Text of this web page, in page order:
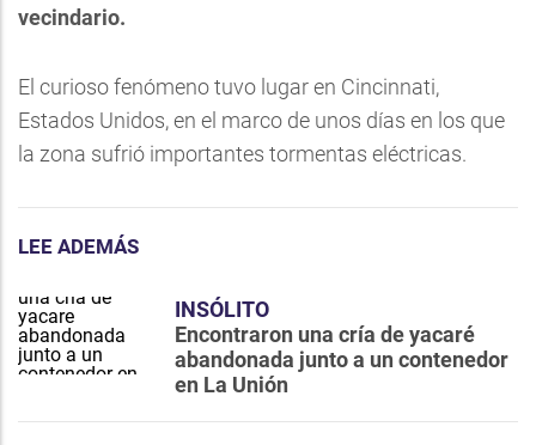
vecindario.
El curioso fenómeno tuvo lugar en Cincinnati,
Estados Unidos, en el marco de unos días en los que
la zona sufrió importantes tormentas eléctricas.
LEE ADEMÁS
INSÓLITO
Encontraron una cría de yacaré
abandonada junto a un contenedor
en La Unión